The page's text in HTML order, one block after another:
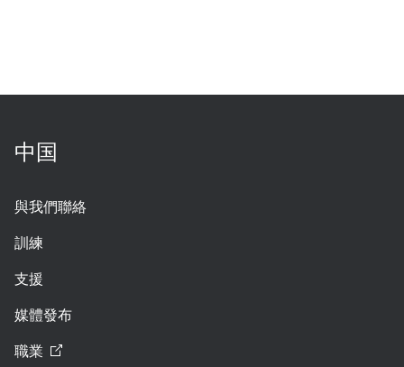
中国
與我們聯絡
訓練
支援
媒體發布
職業